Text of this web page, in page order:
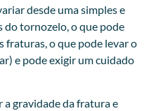
desde uma simples e
do tornozelo, o que pode
fraturas, o que pode levar o
e pode exigir um cuidado
a gravidade da fratura e